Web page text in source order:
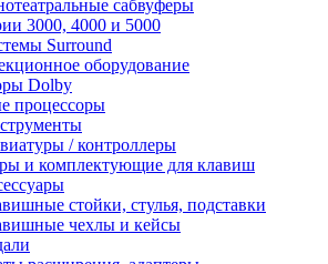
сабвуферы
3000, 4000 и 5000
Surround
оборудование
Dolby
процессоры
/ контроллеры
и комплектующие для клавиш
стойки, стулья, подставки
чехлы и кейсы